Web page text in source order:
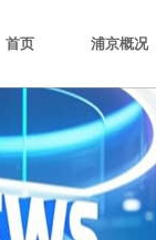
首页 浦京概况